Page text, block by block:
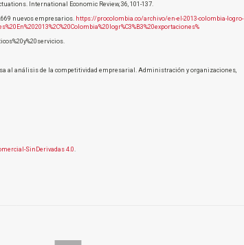
International Economic Review, 36, 101-137.
nuevos empresarios. https://procolombia.co/archivo/en-el-2013-colombia-logro-
al análisis de la competitividad empresarial. Administración y organizaciones,
SinDerivadas 4.0.